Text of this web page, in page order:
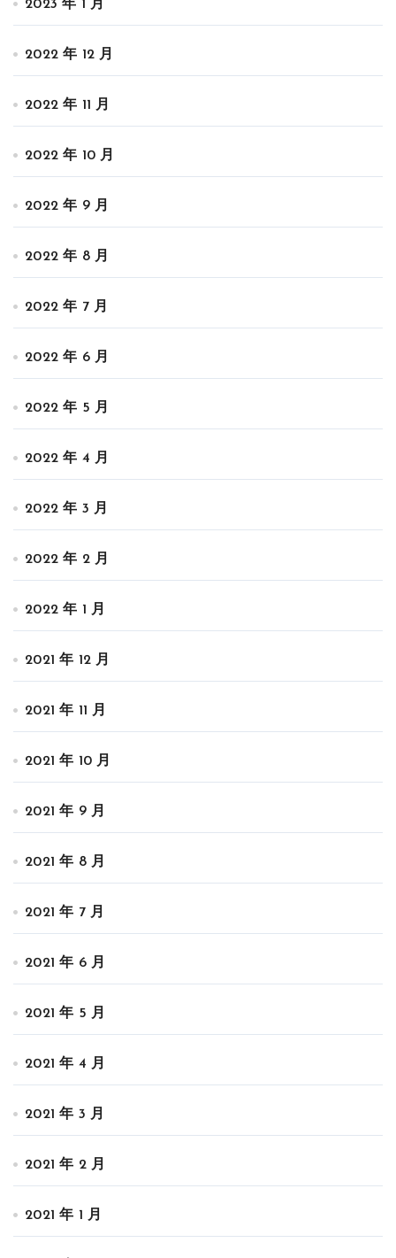
2023 年 1 月
2022 年 12 月
2022 年 11 月
2022 年 10 月
2022 年 9 月
2022 年 8 月
2022 年 7 月
2022 年 6 月
2022 年 5 月
2022 年 4 月
2022 年 3 月
2022 年 2 月
2022 年 1 月
2021 年 12 月
2021 年 11 月
2021 年 10 月
2021 年 9 月
2021 年 8 月
2021 年 7 月
2021 年 6 月
2021 年 5 月
2021 年 4 月
2021 年 3 月
2021 年 2 月
2021 年 1 月